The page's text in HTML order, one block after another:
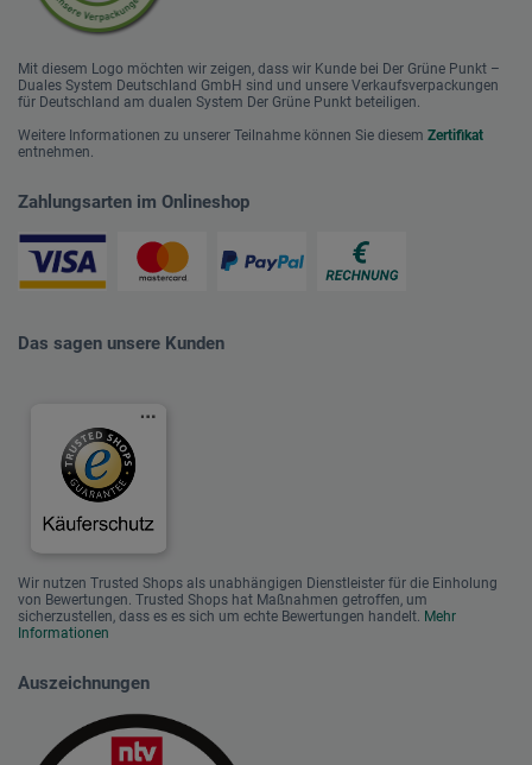
Mit diesem Logo möchten wir zeigen, dass wir Kunde bei Der Grüne Punkt –
Duales System Deutschland GmbH sind und unsere Verkaufsverpackungen
für Deutschland am dualen System Der Grüne Punkt beteiligen.
Weitere Informationen zu unserer Teilnahme können Sie diesem Zertifikat
entnehmen.
Zahlungsarten im Onlineshop
Das sagen unsere Kunden
Wir nutzen Trusted Shops als unabhängigen Dienstleister für die Einholung
von Bewertungen. Trusted Shops hat Maßnahmen getroffen, um
sicherzustellen, dass es es sich um echte Bewertungen handelt. Mehr
Informationen
Auszeichnungen